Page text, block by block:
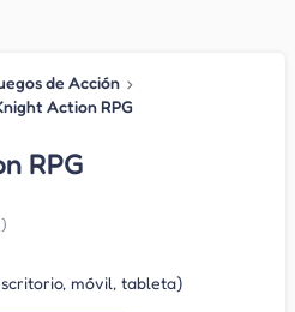
de Acción ›
Action RPG
RPG
móvil, tableta)